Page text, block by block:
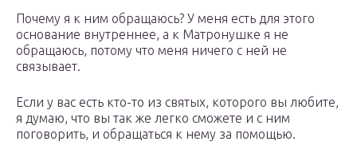
Почему я к ним обращаюсь? У меня есть для этого
основание внутреннее, а к Матронушке я не
обращаюсь, потому что меня ничего с ней не
связывает.
Если у вас есть кто-то из святых, которого вы любите,
я думаю, что вы так же легко сможете и с ним
поговорить, и обращаться к нему за помощью.